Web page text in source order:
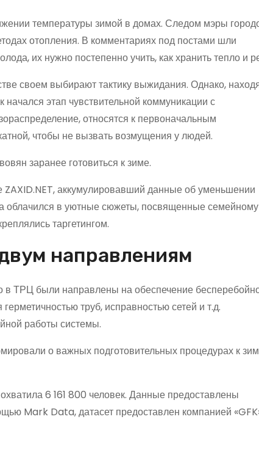
температуры зимой в домах. Следом мэры
отопления. В комментариях под постами шли
их нужно постепенно учить, как хранить тепло и
своем выбирают тактику выжидания. Однако,
этап чувствительной коммуникации с
относятся к первоначальным
чтобы не вызвать возмущения у людей.
заранее готовиться к зиме.
аккумулировавший данные об уменьшении
облачился в уютные сюжеты, посвященные семейному
таргетингом.
направлениям
в ТРЦ были направлены на обеспечение
труб, исправностью сетей и т.д.
работы системы.
о важных подготовительных процедурах к
6 161 800 человек. Данные предоставлены
Mark Data, датасет предоставлен компанией